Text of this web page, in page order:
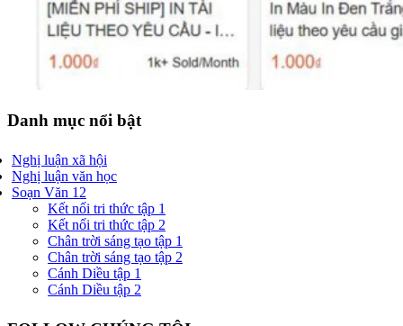
Danh mục nổi bật
Nghị luận xã hội
Nghị luận văn học
Soạn Văn 12
Kết nối tri thức tập 1
Kết nối tri thức tập 2
Chân trời sáng tạo tập 1
Chân trời sáng tạo tập 2
Cánh Diều tập 1
Cánh Diều tập 2